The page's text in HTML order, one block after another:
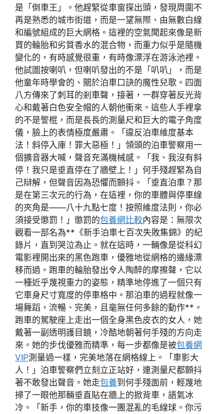
是「倒車王」。他趕緊從車窗探出頭，發現周圍不
再是熟悉的城市街道，而是一望無際、由無數白線
和編號組成的巨大網格。這裡的空氣聞起來像是新
買的輪胎和劣質香水的混合物，而重力似乎是隨機
變化的，有時感覺很重，有時像漂浮在游泳池裡。
他試圖按喇叭，但喇叭發出的不是「叭叭」，而是
他童年時學會的、關於泊車口訣的魔性兒歌。四面
八方傳來了刺耳的剎車聲，接著，一群穿著反光背
心和戴著白色安全帽的人朝他衝來。這些人手裡拿
的不是警棍，而是長長的測量尺和巨大的電子角度
儀，臉上的表情極度嚴肅。「違反泊車維度基本
法！斜停入庫！罪大惡極！」領頭的泊車警察用一
個擴音器大喊，聲音充滿機械感。「我、我沒有斜
停！我只是垂直停在了牆壁上！」何手殘趕緊為自
己辯解，但聲音因為恐懼而顫抖。「垂直泊車？那
是在第三次元的行為，在這裡，你的車體與停車線
的夾角是——八十九點七度！按照維度法則，你必
須接受懲罰！」懲罰的包養網比較內容是：無限次
觀看一部名為**《新手泊車七百次失敗集錦》的紀
錄片，直到哭泣為止。就在這時，一輛像是從科幻
電影裡開出來的黑色跑車，優雅地從網格的邊緣漂
移而過。跑車的輪胎發出令人陶醉的摩擦聲，它以
一種近乎蔑視重力的姿態，精準地停進了一個只有
它車身尺寸寬度的停車格中。那泊車的過程就像一
場舞蹈，流暢、完美，且毫無任何多餘的動作**。
跑車的駕駛座上走出一個全身黑色皮衣的女人，她
戴著一副透明護目鏡，冷酷地朝著何手殘的方向走
來。她的步伐優雅而精準，每一步都像是被包養網
VIP測量過一樣，完美地落在網格線上。「車影大
人！」泊車警察們立刻立正站好，連測量尺都顫抖
著不敢發出聲音。她走包養到何手殘面前，輕蔑地
掃了一眼他那輛垂直貼在牆上的掀背車，語氣冰
冷。「新手，你的車技像一團混亂的毛線球。你污